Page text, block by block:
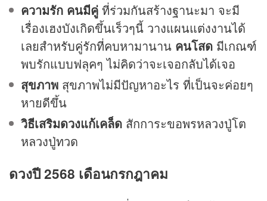
ความรัก คนมีคู่ ที่ร่วมกันสร้างฐานะมา จะมี
เรื่องเฮงบังเกิดขึ้นเร็วๆนี้ วางแผนแต่งงานได้
เลยสำหรับคู่รักที่คบหามานาน คนโสด มีเกณฑ์
พบรักแบบฟลุคๆ ไม่คิดว่าจะเจอกลับได้เจอ
สุขภาพ สุขภาพไม่มีปัญหาอะไร ที่เป็นจะค่อยๆ
หายดีขึ้น
วิธีเสริมดวงแก้เคล็ด สักการะขอพรหลวงปู่โต
หลวงปู่ทวด
ดวงปี 2568 เดือนกรกฎาคม